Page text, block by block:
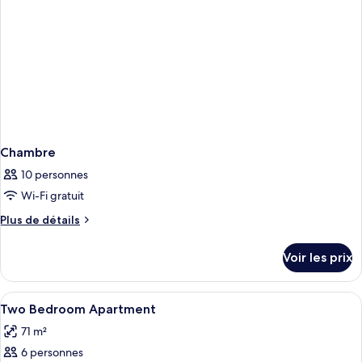
Chambre
10 personnes
Wi-Fi gratuit
Plus de détails
Plus
le
type
de
Chambre
Voir les prix
Afficher
toutes
les
photos
Une chambre à coucher moderne,
12
Two Bedroom Apartment
71 m²
6 personnes